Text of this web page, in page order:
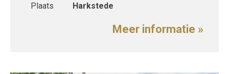
Plaats Harkstede
Meer informatie »